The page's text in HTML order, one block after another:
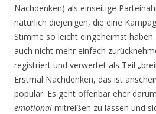
Nachdenken) als einseitige
natürlich diejenigen, die eine
Stimme so leicht eingeheimst
auch nicht mehr einfach
registriert und verwertet als Teil
Erstmal Nachdenken, das ist
populär. Es geht offenbar eher
emotional mitreißen zu lassen und